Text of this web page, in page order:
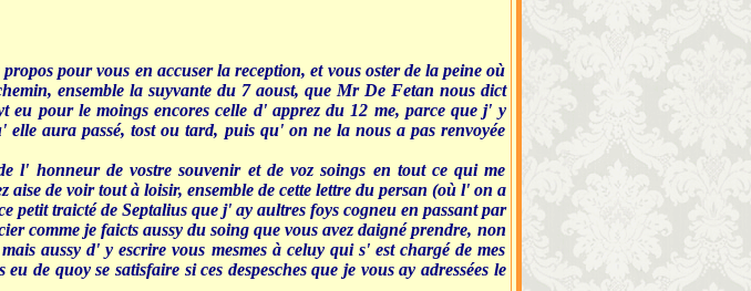
pour vous en accuser la reception, et vous oster de la peine où
ensemble la suyvante du 7 aoust, que Mr De Fetan nous dict
pour le moings encores celle d' apprez du 12 me, parce que j' y
aura passé, tost ou tard, puis qu' on ne la nous a pas renvoyée
l' honneur de vostre souvenir et de voz soings en tout ce qui me
aise de voir tout à loisir, ensemble de cette lettre du persan (où l' on a
petit traicté de Septalius que j' ay aultres foys cogneu en passant par
comme je faicts aussy du soing que vous avez daigné prendre, non
aussy d' y escrire vous mesmes à celuy qui s' est chargé de mes
de quoy se satisfaire si ces despesches que je vous ay adressées le